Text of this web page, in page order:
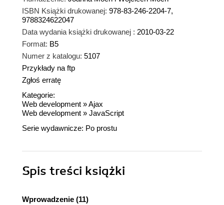
ISBN Książki drukowanej: 978-83-246-2204-7,
9788324622047
Data wydania książki drukowanej : 2010-03-22
Format: B5
Numer z katalogu: 5107
Przykłady na ftp
Zgłoś erratę
Kategorie:
Web development »Ajax
Web development » JavaScript
Serie wydawnicze: Po prostu
Spis treści książki
Wprowadzenie (11)